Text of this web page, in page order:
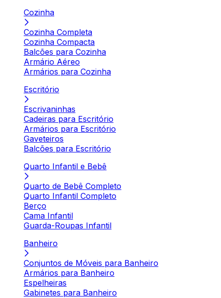
Cozinha
Cozinha Completa
Cozinha Compacta
Balcões para Cozinha
Armário Aéreo
Armários para Cozinha
Escritório
Escrivaninhas
Cadeiras para Escritório
Armários para Escritório
Gaveteiros
Balcões para Escritório
Quarto Infantil e Bebê
Quarto de Bebê Completo
Quarto Infantil Completo
Berço
Cama Infantil
Guarda-Roupas Infantil
Banheiro
Conjuntos de Móveis para Banheiro
Armários para Banheiro
Espelheiras
Gabinetes para Banheiro